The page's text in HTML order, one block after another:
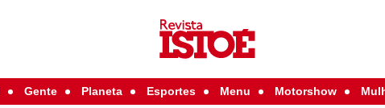
Gente Planeta Esportes Menu Motorshow